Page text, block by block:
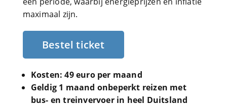
maximaal zijn.
Bestel ticket
Kosten: 49 euro per maand
Geldig 1 maand onbeperkt reizen met
bus- en treinvervoer in heel Duitsland